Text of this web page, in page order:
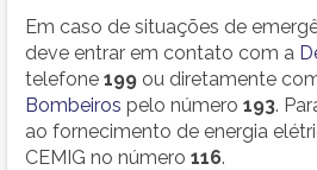
Em caso de situações de
deve entrar em contato com a
telefone 199 ou diretamente
Bombeiros pelo número 193.
ao fornecimento de energia
CEMIG no número 116.